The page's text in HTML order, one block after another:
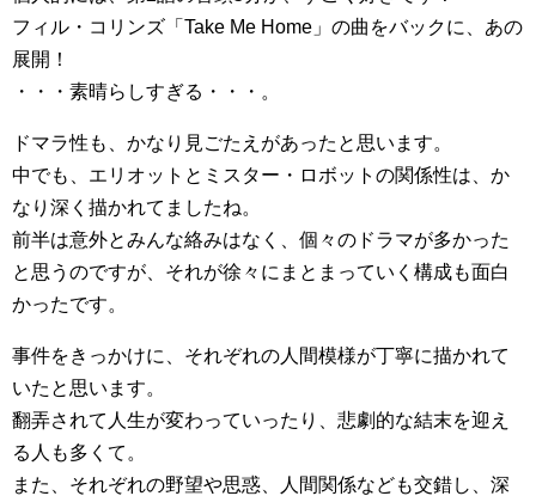
フィル・コリンズ「Take Me Home」の曲をバックに、あの
展開！
・・・素晴らしすぎる・・・。
ドマラ性も、かなり見ごたえがあったと思います。
中でも、エリオットとミスター・ロボットの関係性は、か
なり深く描かれてましたね。
前半は意外とみんな絡みはなく、個々のドラマが多かった
と思うのですが、それが徐々にまとまっていく構成も面白
かったです。
事件をきっかけに、それぞれの人間模様が丁寧に描かれて
いたと思います。
翻弄されて人生が変わっていったり、悲劇的な結末を迎え
る人も多くて。
また、それぞれの野望や思惑、人間関係なども交錯し、深